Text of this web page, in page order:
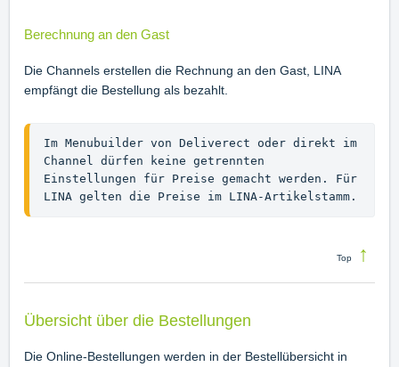
Berechnung an den Gast
Die Channels erstellen die Rechnung an den Gast, LINA
empfängt die Bestellung als bezahlt.
Im Menubuilder von Deliverect oder direkt im
Channel dürfen keine getrennten
Einstellungen für Preise gemacht werden. Für
LINA gelten die Preise im LINA-Artikelstamm.
Top ↑
Übersicht über die Bestellungen
Die Online-Bestellungen werden in der Bestellübersicht in